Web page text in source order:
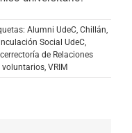
Alumni UdeC, Chillán,
Social UdeC,
de Relaciones
voluntarios, VRIM